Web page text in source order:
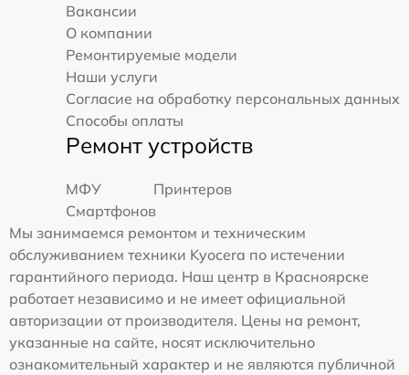
Вакансии
О компании
Ремонтируемые модели
Наши услуги
Согласие на обработку персональных данных
Способы оплаты
Ремонт устройств
МФУ
Принтеров
Смартфонов
Мы занимаемся ремонтом и техническим
обслуживанием техники Kyocera по истечении
гарантийного периода. Наш центр в Красноярске
работает независимо и не имеет официальной
авторизации от производителя. Цены на ремонт,
указанные на сайте, носят исключительно
ознакомительный характер и не являются публичной